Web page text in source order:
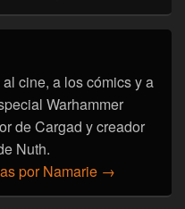
cine, a los cómics y a
Warhammer
de Cargad y creador
Nuth.
por Namarie →